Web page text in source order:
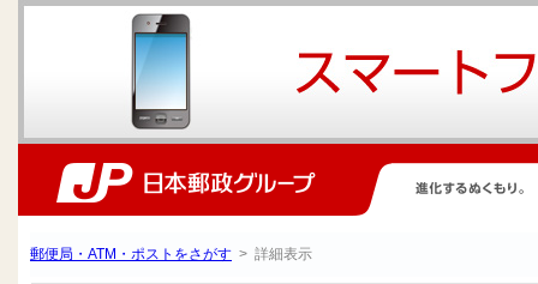
郵便局・ATM・ポストをさがす > 詳細表示